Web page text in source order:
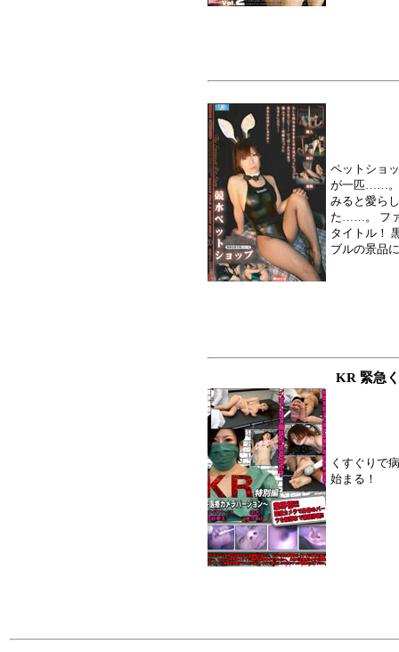
ペットショ
が一匹……。
みると愛ら
た……。 ファ
タイトル！
ブルの景品
KR 緊急
くすぐりで
始まる！